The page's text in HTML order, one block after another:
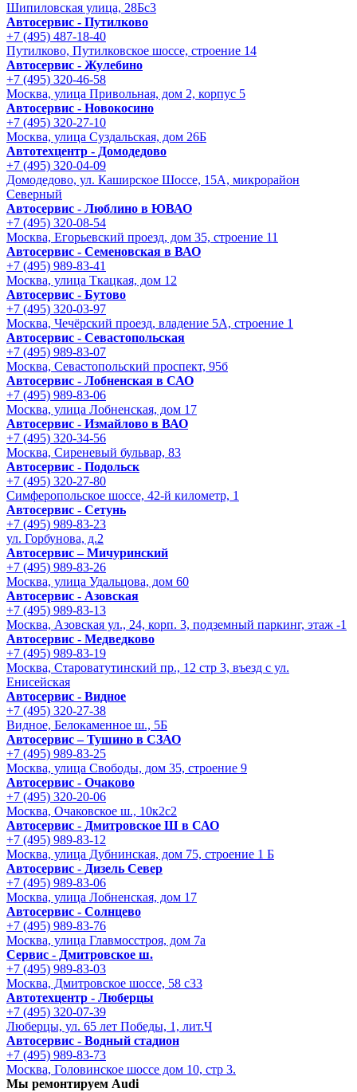
Шипиловская улица, 28Бс3
Автосервис - Путилково
+7 (495) 487-18-40
Путилково, Путилковское шоссе, строение 14
Автосервис - Жулебино
+7 (495) 320-46-58
Москва, улица Привольная, дом 2, корпус 5
Автосервис - Новокосино
+7 (495) 320-27-10
Москва, улица Суздальская, дом 26Б
Автотехцентр - Домодедово
+7 (495) 320-04-09
Домодедово, ул. Каширское Шоссе, 15А, микрорайон
Северный
Автосервис - Люблино в ЮВАО
+7 (495) 320-08-54
Москва, Егорьевский проезд, дом 35, строение 11
Автосервис - Семеновская в ВАО
+7 (495) 989-83-41
Москва, улица Ткацкая, дом 12
Автосервис - Бутово
+7 (495) 320-03-97
Москва, Чечёрский проезд, владение 5А, строение 1
Автосервис - Cевастопольская
+7 (495) 989-83-07
Москва, Севастопольский проспект, 95б
Автосервис - Лобненская в САО
+7 (495) 989-83-06
Москва, улица Лобненская, дом 17
Автосервис - Измайлово в ВАО
+7 (495) 320-34-56
Москва, Сиреневый бульвар, 83
Автосервис - Подольск
+7 (495) 320-27-80
Симферопольское шоссе, 42-й километр, 1
Автосервис - Сетунь
+7 (495) 989-83-23
ул. Горбунова, д.2
Автосервис – Мичуринский
+7 (495) 989-83-26
Москва, улица Удальцова, дом 60
Автосервис - Азовская
+7 (495) 989-83-13
Москва, Азовская ул., 24, корп. 3, подземный паркинг, этаж -1
Автосервис - Медведково
+7 (495) 989-83-19
Москва, Староватутинский пр., 12 стр 3, въезд с ул.
Енисейская
Автосервис - Видное
+7 (495) 320-27-38
Видное, Белокаменное ш., 5Б
Автосервис – Тушино в СЗАО
+7 (495) 989-83-25
Москва, улица Свободы, дом 35, строение 9
Автосервис - Очаково
+7 (495) 320-20-06
Москва, Очаковское ш., 10к2с2
Автосервис - Дмитровское Ш в САО
+7 (495) 989-83-12
Москва, улица Дубнинская, дом 75, строение 1 Б
Автосервис - Дизель Север
+7 (495) 989-83-06
Москва, улица Лобненская, дом 17
Автосервис - Солнцево
+7 (495) 989-83-76
Москва, улица Главмосстроя, дом 7а
Сервис - Дмитровское ш.
+7 (495) 989-83-03
Москва, Дмитровское шоссе, 58 с33
Автотехцентр - Люберцы
+7 (495) 320-07-39
Люберцы, ул. 65 лет Победы, 1, лит.Ч
Автосервис - Водный стадион
+7 (495) 989-83-73
Москва, Головинское шоссе дом 10, стр 3.
Мы ремонтируем Audi